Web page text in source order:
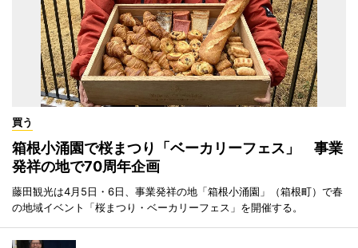
買う
箱根小涌園で桜まつり「ベーカリーフェス」 事業
発祥の地で70周年企画
藤田観光は4月5日・6日、事業発祥の地「箱根小涌園」（箱根町）で春
の地域イベント「桜まつり・ベーカリーフェス」を開催する。